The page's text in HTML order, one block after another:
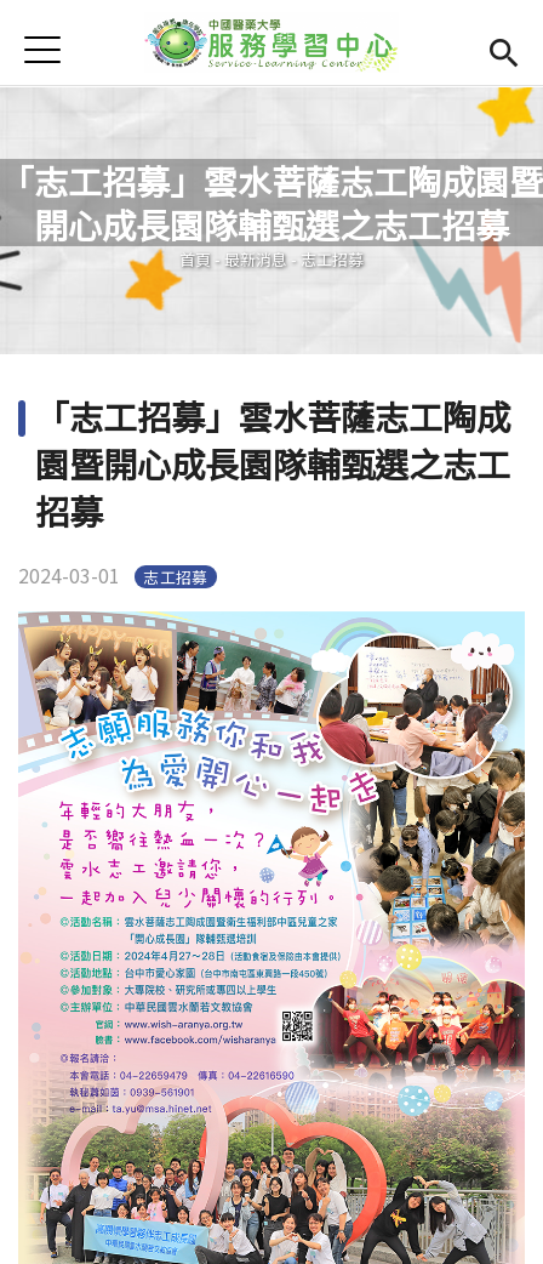
首頁
學務處首頁(link is external)
Open
Open
最新消息
Open submenu (相關連結)
Open submenu (活動集錦)
Open submenu (服務智庫)
服務智庫
服學專刊
Jump to Navigation
Jump to Main content
「志工招募」雲水菩薩志工陶成園暨
開心成長園隊輔甄選之志工招募
您在這裡
首頁 - 最新消息 - 志工招募
「志工招募」雲水菩薩志工陶成
園暨開心成長園隊輔甄選之志工
招募
2024-03-01 志工招募